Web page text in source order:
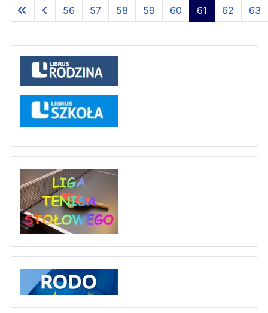
Liga tenisa stołowego
Strona 61 z 80
56 57 58 59 60 61 62 63